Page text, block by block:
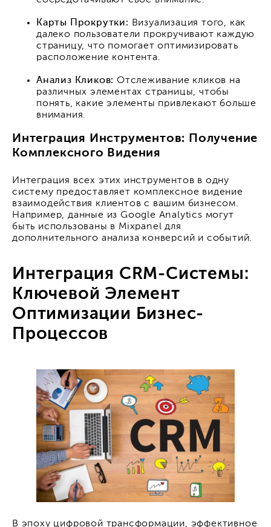
Карты Прокрутки: Визуализация того, как
далеко пользователи прокручивают каждую
страницу, что помогает оптимизировать
расположение контента.
Анализ Кликов: Отслеживание кликов на
различных элементах страницы, чтобы
понять, какие элементы привлекают больше
внимания.
Интеграция Инструментов: Получение
Комплексного Видения
Интеграция всех этих инструментов в одну
систему предоставляет комплексное видение
взаимодействия клиентов с вашим бизнесом.
Например, данные из Google Analytics могут
быть использованы в Mixpanel для
дополнительного анализа конверсий и событий.
Интеграция CRM-Системы:
Ключевой Элемент
Оптимизации Бизнес-
Процессов
В эпоху цифровой трансформации, эффективное